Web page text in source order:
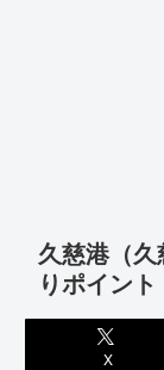
久慈港（
りポイン
X